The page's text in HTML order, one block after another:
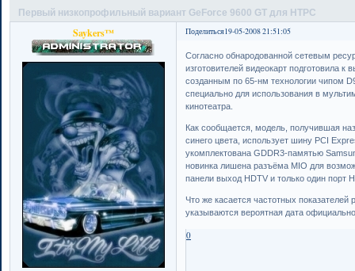
Первый низкопрофильный вариант GeForce 9600 GT для HTPC
Поделиться19-05-2008 21:51:05
Saykers™
Согласно обнародованной сетевым
изготовителей видеокарт подготовила
созданным по 65-нм технологии чипом
специально для использования в
кинотеатра.
Как сообщается, модель, получившая
синего цвета, использует шину PCI
укомплектована GDDR3-памятью
новинка лишена разъёма MIO для
панели выход HDTV и только один порт
Что же касается частотных
указываются вероятная дата
0